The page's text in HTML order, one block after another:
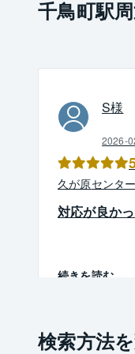
千鳥町駅
S様
2026-
久が原センター
対応が良か
続きを読む
検索方法